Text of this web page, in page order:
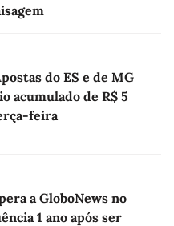
do ES e de MG
acumulado de R$ 5
feira
a GloboNews no
1 ano após ser